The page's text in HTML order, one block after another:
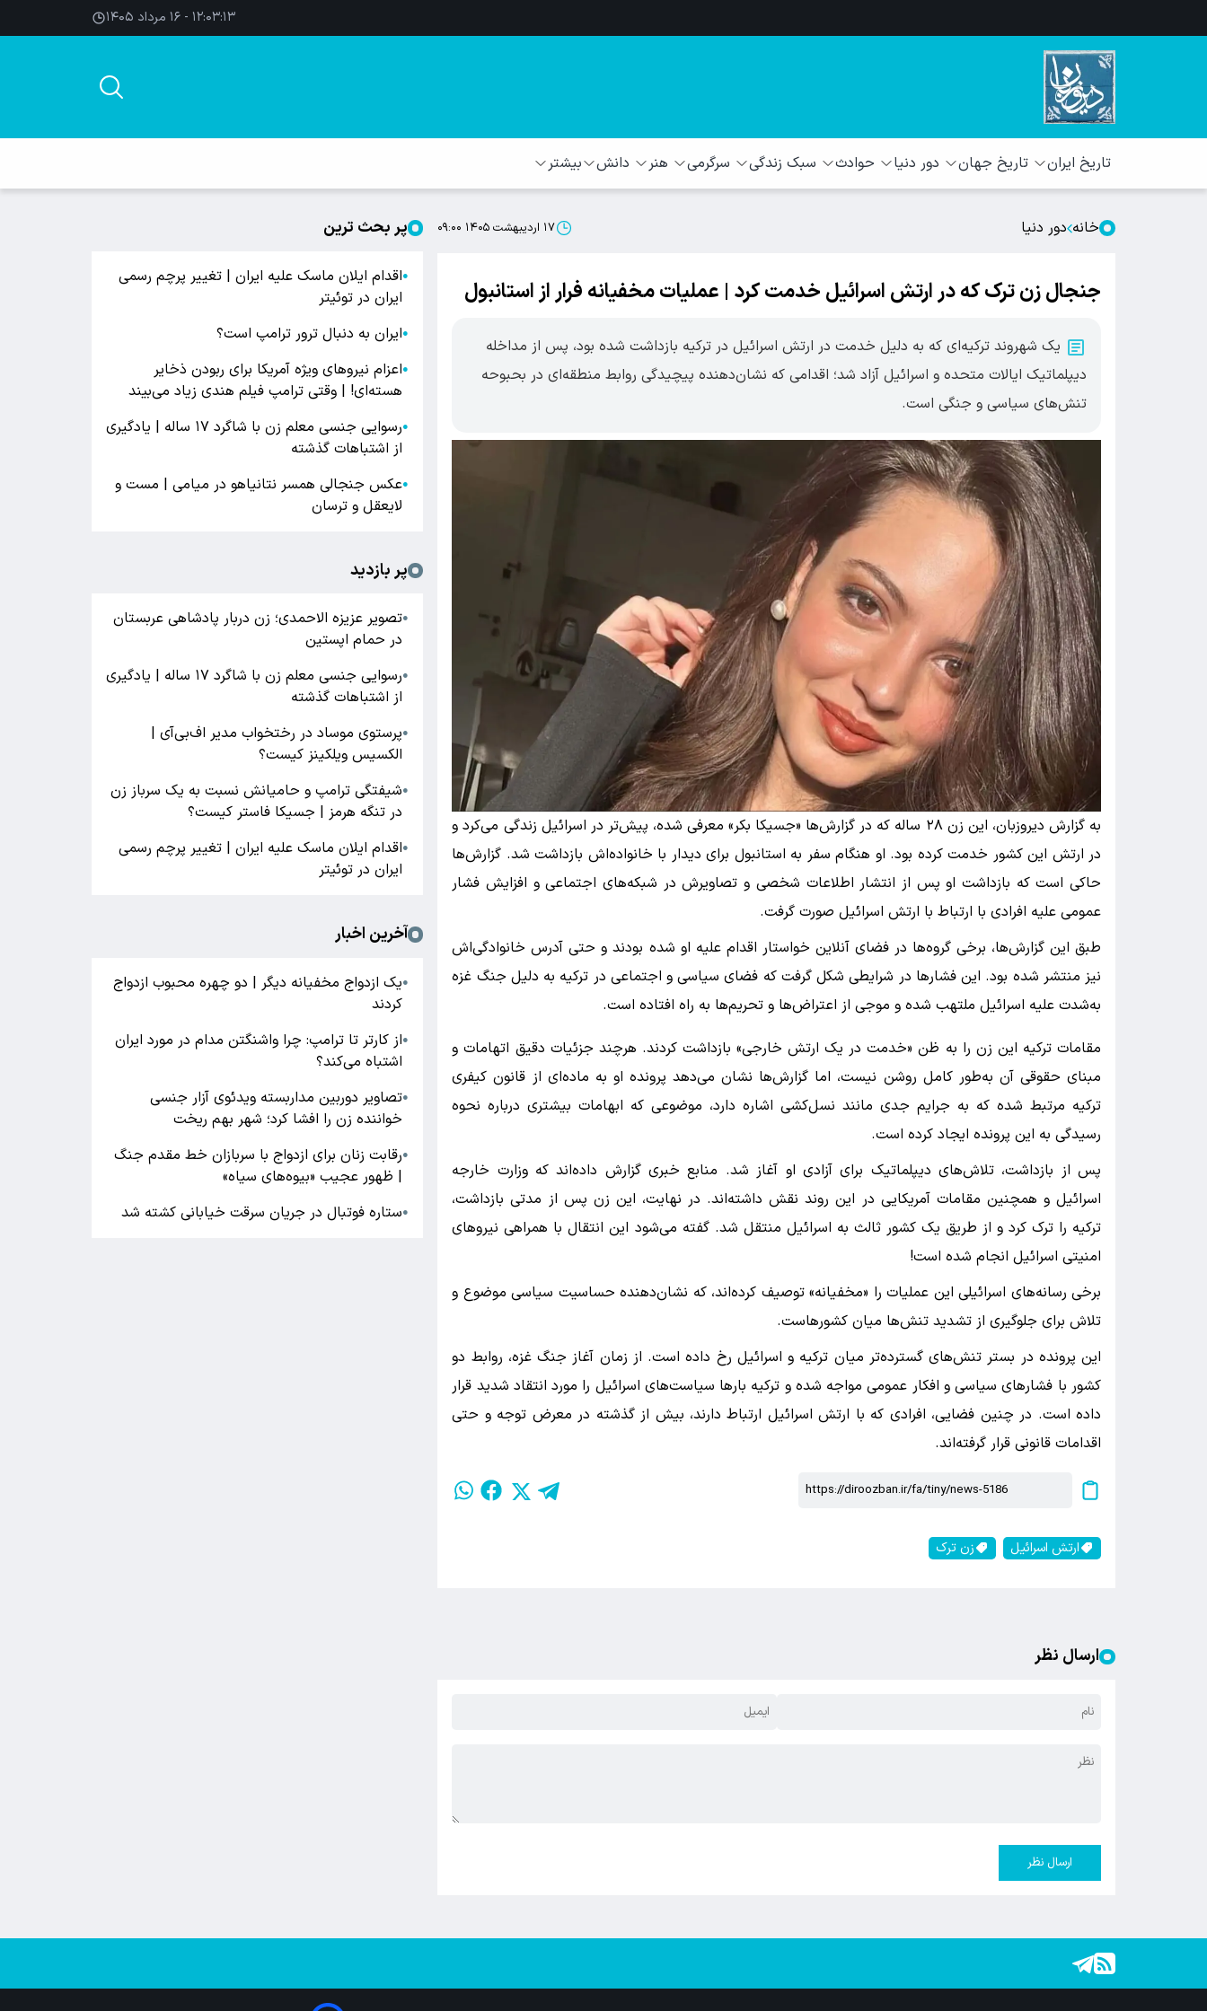
۱۲:۰۳:۱۳ - ۱۶ مرداد ۱۴۰۵
تاریخ ایران تاریخ جهان دور دنیا حوادث سبک زندگی سرگرمی هنر دانش بیشتر
خانه دور دنیا ۱۷ اردیبهشت ۱۴۰۵ ۰۹:۰۰
جنجال زن ترک که در ارتش اسرائیل خدمت کرد | عملیات مخفیانه فرار از استانبول
یک شهروند ترکیه‌ای که به دلیل خدمت در ارتش اسرائیل در ترکیه بازداشت شده بود، پس از مداخله
دیپلماتیک ایالات متحده و اسرائیل آزاد شد؛ اقدامی که نشان‌دهنده پیچیدگی روابط منطقه‌ای در بحبوحه
تنش‌های سیاسی و جنگی است.
به گزارش دیروزبان، این زن ۲۸ ساله که در گزارش‌ها «جسیکا بکر» معرفی شده، پیش‌تر در اسرائیل زندگی می‌کرد و
در ارتش این کشور خدمت کرده بود. او هنگام سفر به استانبول برای دیدار با خانواده‌اش بازداشت شد. گزارش‌ها
حاکی است که بازداشت او پس از انتشار اطلاعات شخصی و تصاویرش در شبکه‌های اجتماعی و افزایش فشار
عمومی علیه افرادی با ارتباط با ارتش اسرائیل صورت گرفت.
طبق این گزارش‌ها، برخی گروه‌ها در فضای آنلاین خواستار اقدام علیه او شده بودند و حتی آدرس خانوادگی‌اش
نیز منتشر شده بود. این فشارها در شرایطی شکل گرفت که فضای سیاسی و اجتماعی در ترکیه به دلیل جنگ غزه
به‌شدت علیه اسرائیل ملتهب شده و موجی از اعتراض‌ها و تحریم‌ها به راه افتاده است.
مقامات ترکیه این زن را به ظن «خدمت در یک ارتش خارجی» بازداشت کردند. هرچند جزئیات دقیق اتهامات و
مبنای حقوقی آن به‌طور کامل روشن نیست، اما گزارش‌ها نشان می‌دهد پرونده او به ماده‌ای از قانون کیفری
ترکیه مرتبط شده که به جرایم جدی مانند نسل‌کشی اشاره دارد، موضوعی که ابهامات بیشتری درباره نحوه
رسیدگی به این پرونده ایجاد کرده است.
پس از بازداشت، تلاش‌های دیپلماتیک برای آزادی او آغاز شد. منابع خبری گزارش داده‌اند که وزارت خارجه
اسرائیل و همچنین مقامات آمریکایی در این روند نقش داشته‌اند. در نهایت، این زن پس از مدتی بازداشت،
ترکیه را ترک کرد و از طریق یک کشور ثالث به اسرائیل منتقل شد. گفته می‌شود این انتقال با همراهی نیروهای
امنیتی اسرائیل انجام شده است!
برخی رسانه‌های اسرائیلی این عملیات را «مخفیانه» توصیف کرده‌اند، که نشان‌دهنده حساسیت سیاسی موضوع و
تلاش برای جلوگیری از تشدید تنش‌ها میان کشورهاست.
این پرونده در بستر تنش‌های گسترده‌تر میان ترکیه و اسرائیل رخ داده است. از زمان آغاز جنگ غزه، روابط دو
کشور با فشارهای سیاسی و افکار عمومی مواجه شده و ترکیه بارها سیاست‌های اسرائیل را مورد انتقاد شدید قرار
داده است. در چنین فضایی، افرادی که با ارتش اسرائیل ارتباط دارند، بیش از گذشته در معرض توجه و حتی
اقدامات قانونی قرار گرفته‌اند.
ارتش اسرائیل زن ترک
ارسال نظر
ارسال نظر
پر بحث ترین
●اقدام ایلان ماسک علیه ایران | تغییر پرچم رسمی
ایران در توئیتر
●ایران به دنبال ترور ترامپ است؟
●اعزام نیروهای ویژه آمریکا برای ربودن ذخایر
هسته‌ای! | وقتی ترامپ فیلم هندی زیاد می‌بیند
●
رسوایی جنسی معلم زن با شاگرد ۱۷ ساله | یادگیری
از اشتباهات گذشته
●عکس جنجالی همسر نتانیاهو در میامی | مست و
لایعقل و ترسان
پر بازدید
●تصویر عزیزه الاحمدی؛ زن دربار پادشاهی عربستان
در حمام اپستین
●
رسوایی جنسی معلم زن با شاگرد ۱۷ ساله | یادگیری
از اشتباهات گذشته
●پرستوی موساد در رختخواب مدیر اف‌بی‌آی |
الکسیس ویلکینز کیست؟
●شیفتگی ترامپ و حامیانش نسبت به یک سرباز زن
در تنگه هرمز | جسیکا فاستر کیست؟
●اقدام ایلان ماسک علیه ایران | تغییر پرچم رسمی
ایران در توئیتر
آخرین اخبار
●یک ازدواج مخفیانه دیگر | دو چهره محبوب ازدواج
کردند
●از کارتر تا ترامپ: چرا واشنگتن مدام در مورد ایران
اشتباه می‌کند؟
●تصاویر دوربین مداربسته ویدئوی آزار جنسی
خواننده زن را افشا کرد؛ شهر بهم ریخت
●رقابت زنان برای ازدواج با سربازان خط مقدم جنگ
| ظهور عجیب «بیوه‌های سیاه»
●ستاره فوتبال در جریان سرقت خیابانی کشته شد